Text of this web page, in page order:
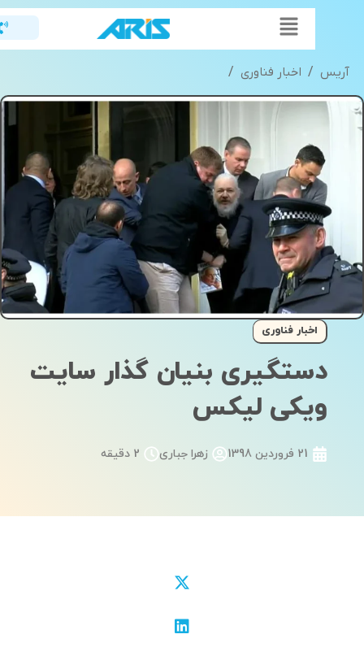
Flyout
Menu
/ اخبار فناوری / دستگیری بنیان گذار سایت ویکی لیکس
اخبار فناوری
دستگیری بنیان گذار سایت
ویکی لیکس
21 فروردین 1398 زهرا جباری 2 دقیقه